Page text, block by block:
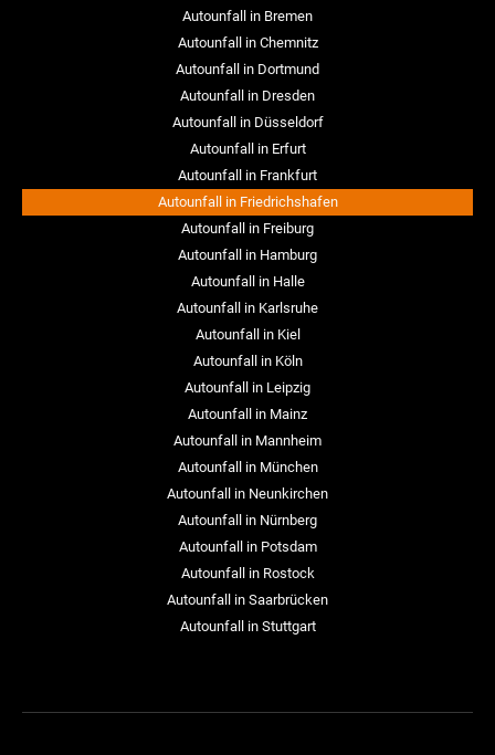
Autounfall in Bremen
Autounfall in Chemnitz
Autounfall in Dortmund
Autounfall in Dresden
Autounfall in Düsseldorf
Autounfall in Erfurt
Autounfall in Frankfurt
Autounfall in Friedrichshafen
Autounfall in Freiburg
Autounfall in Hamburg
Autounfall in Halle
Autounfall in Karlsruhe
Autounfall in Kiel
Autounfall in Köln
Autounfall in Leipzig
Autounfall in Mainz
Autounfall in Mannheim
Autounfall in München
Autounfall in Neunkirchen
Autounfall in Nürnberg
Autounfall in Potsdam
Autounfall in Rostock
Autounfall in Saarbrücken
Autounfall in Stuttgart